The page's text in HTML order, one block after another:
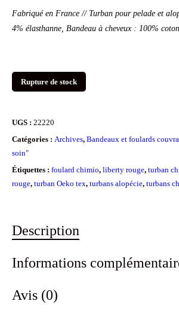
Fabriqué en France // Turban pour pelade et
4% élasthanne, Bandeau à cheveux : 100%
Rupture de stock
UGS : 22220
Catégories : Archives, Bandeaux et foulards
soin"
Étiquettes : foulard chimio, liberty rouge, turban
rouge, turban Oeko tex, turbans alopécie, turbans
Description
Informations
Avis (0)